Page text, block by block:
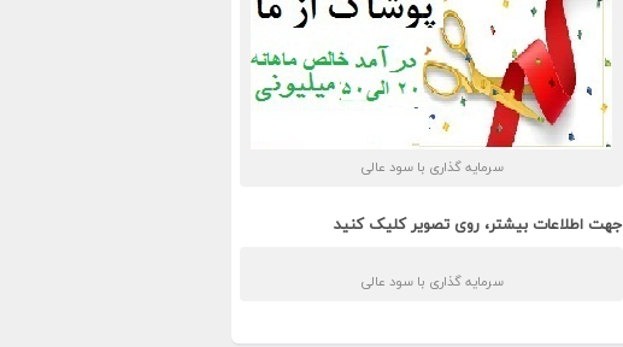
سرمایه گذاری با سود عالی
جهت اطلاعات بیشتر، روی تصویر کلیک کنید
سرمایه گذاری با سود عالی